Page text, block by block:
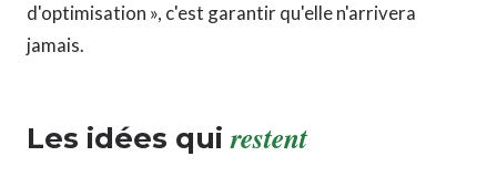
d'optimisation », c'est garantir qu'elle n'arrivera
jamais.
Les idées quirestent